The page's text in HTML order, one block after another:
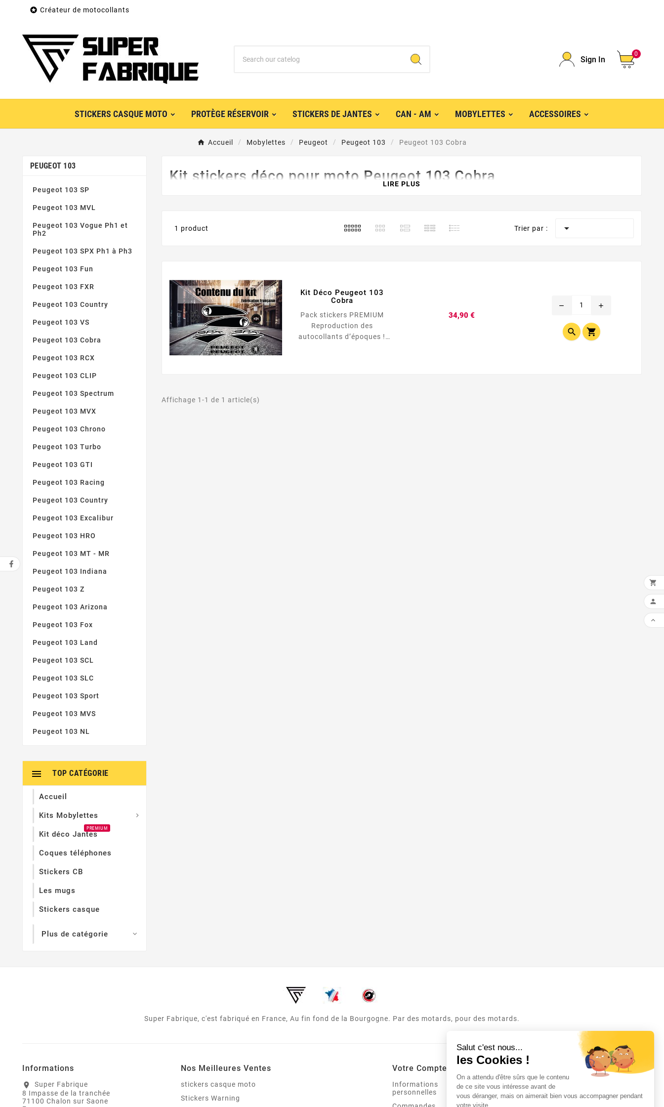
 Créateur de motocollants
Sign In
0
STICKERS CASQUE MOTO PROTÈGE RÉSERVOIR STICKERS DE JANTES CAN - AM MOBYLETTES ACCESSOIRES
Accueil Mobylettes Peugeot Peugeot 103 Peugeot 103 Cobra
PEUGEOT 103
Peugeot 103 SP
Peugeot 103 MVL
Peugeot 103 Vogue Ph1 et
Ph2
Peugeot 103 SPX Ph1 à Ph3
Peugeot 103 Fun
Peugeot 103 FXR
Peugeot 103 Country
Peugeot 103 VS
Peugeot 103 Cobra
Peugeot 103 RCX
Peugeot 103 CLIP
Peugeot 103 Spectrum
Peugeot 103 MVX
Peugeot 103 Chrono
Peugeot 103 Turbo
Peugeot 103 GTI
Peugeot 103 Racing
Peugeot 103 Country
Peugeot 103 Excalibur
Peugeot 103 HRO
Peugeot 103 MT - MR
Peugeot 103 Indiana
Peugeot 103 Z
Peugeot 103 Arizona
Peugeot 103 Fox
Peugeot 103 Land
Peugeot 103 SCL
Peugeot 103 SLC
Peugeot 103 Sport
Peugeot 103 MVS
Peugeot 103 NL
TOP CATÉGORIE

Accueil
Kits Mobylettes 
Kit déco Jantes
PREMIUM
Coques téléphones
Stickers CB
Les mugs
Stickers casque
Plus de catégorie 
Kit stickers déco pour moto Peugeot 103 Cobra
LIRE PLUS
1 product Trier par : 
Kit Déco Peugeot 103
Cobra
Pack stickers PREMIUM
Reproduction des
autocollants d’époques !
34,90 €Prix
remove add
 
Affichage 1-1 de 1 article(s)
Super Fabrique, c'est fabriqué en France, Au fin fond de la Bourgogne. Par des motards, pour des motards.
Informations
location_on
Super Fabrique
8 Impasse de la tranchée
71100 Chalon sur Saone
Nos Meilleures Ventes
stickers casque moto
Stickers Warning
Votre Compte
Informations
personnelles


